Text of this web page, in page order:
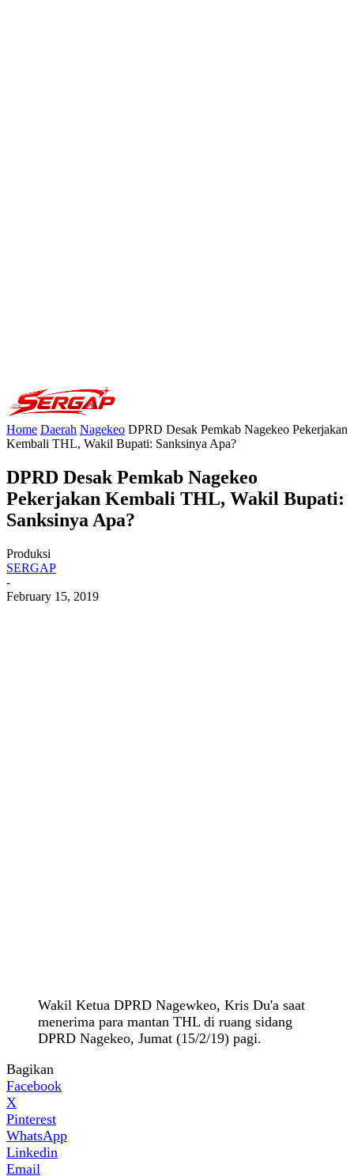
Home Daerah Nagekeo DPRD Desak Pemkab Nagekeo Pekerjakan
Kembali THL, Wakil Bupati: Sanksinya Apa?
DPRD Desak Pemkab Nagekeo
Pekerjakan Kembali THL, Wakil Bupati:
Sanksinya Apa?
Produksi
SERGAP
-
February 15, 2019
Wakil Ketua DPRD Nagewkeo, Kris Du'a saat
menerima para mantan THL di ruang sidang
DPRD Nagekeo, Jumat (15/2/19) pagi.
Bagikan
Facebook
X
Pinterest
WhatsApp
Linkedin
Email